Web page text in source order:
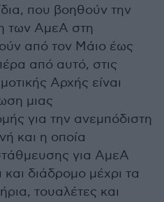
που βοηθούν την
των ΑμεΑ στη
από τον Μάιο έως
από αυτό, στις
Αρχής είναι
μιας
για την ανεμπόδιστη
και η οποία
για ΑμεΑ
διάδρομο μέχρι τα
τουαλέτες και